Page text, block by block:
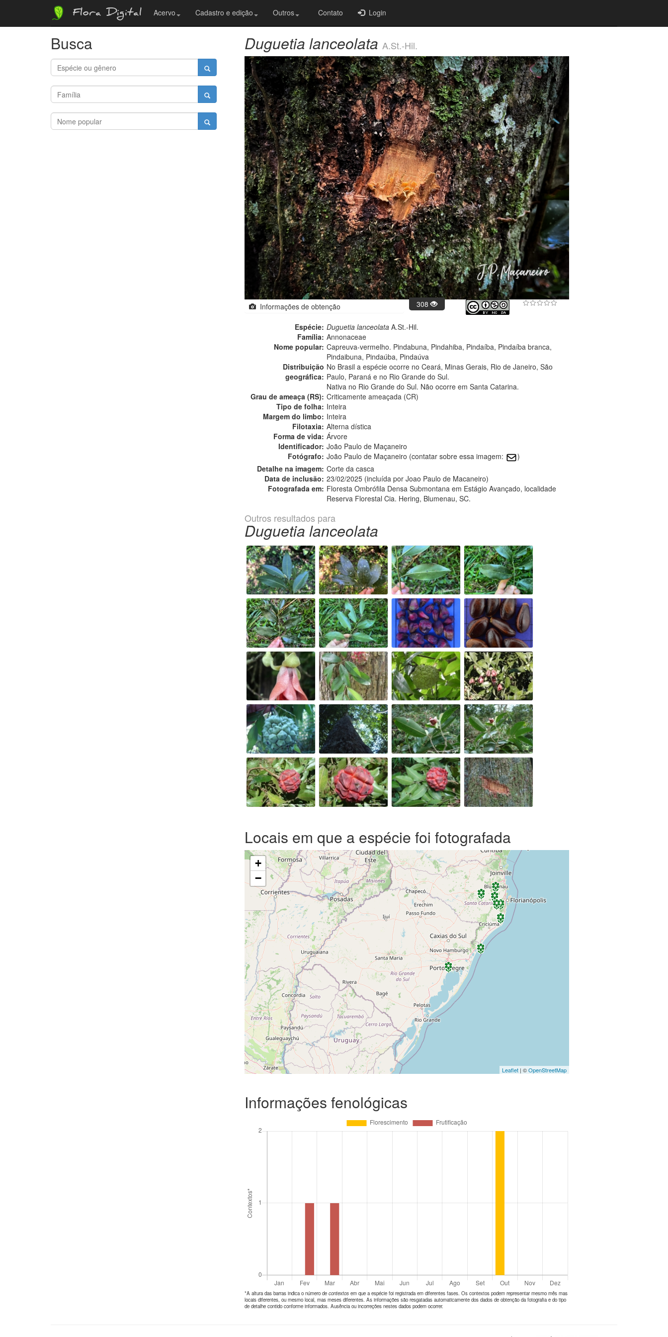
Flora Digital Acervo Cadastro e edição Outros Contato Login
Busca Duguetia lanceolata A.St.-Hil.
Informações de obtenção 308
Espécie: Duguetia lanceolata A.St.-Hil.
Família: Annonaceae
Nome popular: Capreuva-vermelho. Pindabuna, Pindahiba, Pindaíba, Pindaíba branca,
Pindaibuna, Pindaúba, Pindaúva
Distribuição
geográfica:
No Brasil a espécie ocorre no Ceará, Minas Gerais, Rio de Janeiro, São
Paulo, Paraná e no Rio Grande do Sul.
Nativa no Rio Grande do Sul. Não ocorre em Santa Catarina.
Grau de ameaça (RS): Criticamente ameaçada (CR)
Tipo de folha: Inteira
Margem do limbo: Inteira
Filotaxia: Alterna dística
Forma de vida: Árvore
Identificador: João Paulo de Maçaneiro
Fotógrafo: João Paulo de Maçaneiro (contatar sobre essa imagem:
)
Detalhe na imagem: Corte da casca
Data de inclusão: 23/02/2025 (incluída por Joao Paulo de Macaneiro)
Fotografada em: Floresta Ombrófila Densa Submontana em Estágio Avançado, localidade
Reserva Florestal Cia. Hering, Blumenau, SC.
Outros resultados para
Duguetia lanceolata
Locais em que a espécie foi fotografada
+
−
Leaflet| ©OpenStreetMap
Informações fenológicas
*A altura das barras indica o número de contextos em que a espécie foi registrada em diferentes fases. Os contextos podem representar mesmo mês mas
locais diferentes, ou mesmo local, mas meses diferentes. As informações são resgatadas automaticamente dos dados de obtenção da fotografia e do tipo
de detalhe contido conforme informados. Ausência ou incorreções nestes dados podem ocorrer.